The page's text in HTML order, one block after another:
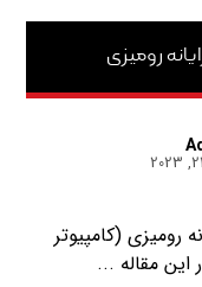
رومیزی
رومیزی (کامپیوتر
مقاله ...